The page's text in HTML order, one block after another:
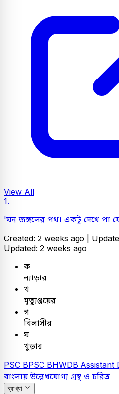
View All
1.
'ঘন জঙ্গলের পথ। একটু দেখে পা
Created: 2 weeks ago |
Updated: 2 weeks ago
ক
ন্যাড়ার
খ
মৃত্যুঞ্জয়ের
গ
বিলাসীর
ঘ
খুড়ার
PSC BPSC BHWDB Assistant
বাংলায় উল্লেখযোগ্য গ্রন্থ ও চরিত্র
ব্যাখ্যা